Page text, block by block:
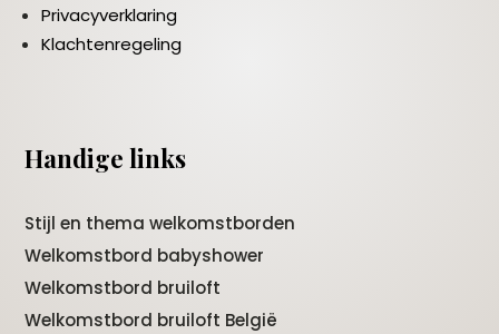
Privacyverklaring
Klachtenregeling
Handige links
Stijl en thema welkomstborden
Welkomstbord babyshower
Welkomstbord bruiloft
Welkomstbord bruiloft België